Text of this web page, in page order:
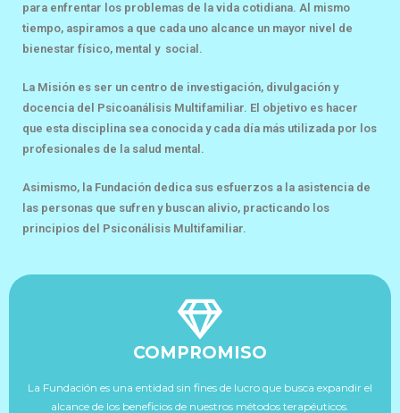
para enfrentar los problemas de la vida cotidiana. Al mismo
tiempo, aspiramos a que cada uno alcance un mayor nivel de
bienestar físico, mental y social.
La Misión es ser un centro de investigación, divulgación y
docencia del Psicoanálisis Multifamiliar. El objetivo es hacer
que esta disciplina sea conocida y cada día más utilizada por los
profesionales de la salud mental.
Asimismo, la Fundación dedica sus esfuerzos a la asistencia de
las personas que sufren y buscan alivio, practicando los
principios del Psiconálisis Multifamiliar.
COMPROMISO
La Fundación es una entidad sin fines de lucro que busca expandir el
alcance de los beneficios de nuestros métodos terapéuticos.